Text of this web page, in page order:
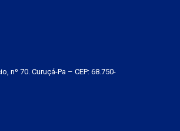
nº 70. Curuçá-Pa – CEP: 68.750-